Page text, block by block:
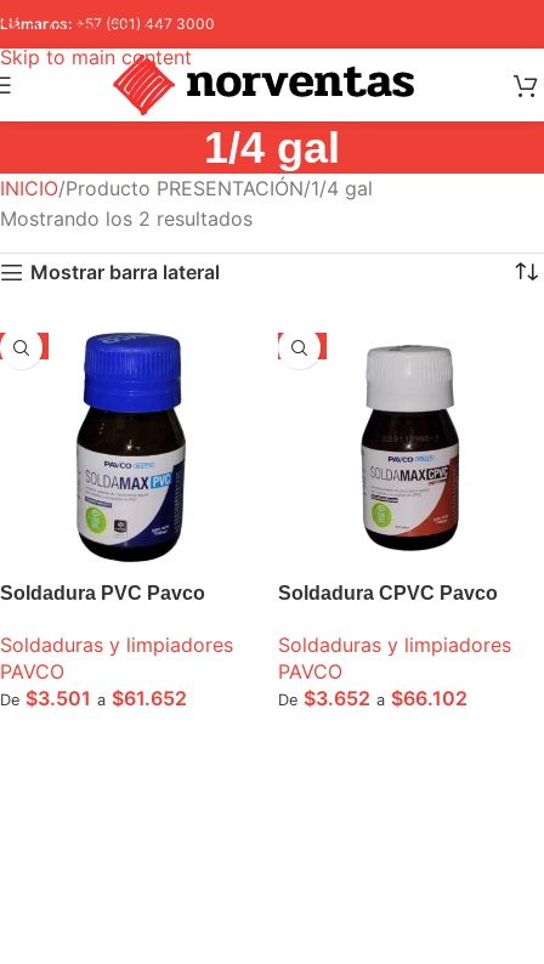
Skip to navigation
Skip to main content
Llámanos: +57 (601) 447 3000
1/4 gal
INICIO Producto PRESENTACIÓN 1/4 gal
Mostrando los 2 resultados
Mostrar barra lateral
-5%
Soldadura PVC Pavco
Soldaduras y limpiadores
PAVCO
De $3.501 a $61.652
-5%
Soldadura CPVC Pavco
Soldaduras y limpiadores
PAVCO
De $3.652 a $66.102